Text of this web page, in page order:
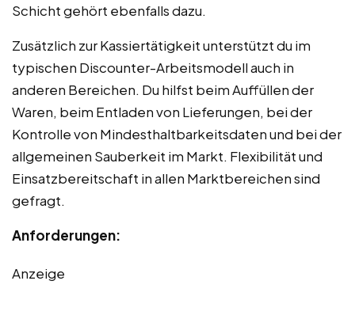
Schicht gehört ebenfalls dazu.
Zusätzlich zur Kassiertätigkeit unterstützt du im
typischen Discounter-Arbeitsmodell auch in
anderen Bereichen. Du hilfst beim Auffüllen der
Waren, beim Entladen von Lieferungen, bei der
Kontrolle von Mindesthaltbarkeitsdaten und bei der
allgemeinen Sauberkeit im Markt. Flexibilität und
Einsatzbereitschaft in allen Marktbereichen sind
gefragt.
Anforderungen:
Anzeige